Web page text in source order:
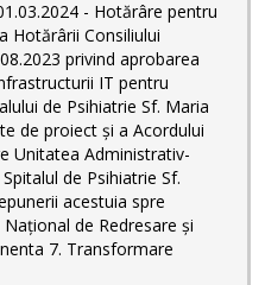
- Hotărâre pentru
Hotărârii Consiliului
privind aprobarea
IT pentru
de Psihiatrie Sf. Maria
de proiect și a Acordului
Unitatea Administrativ-
de Psihiatrie Sf.
acestuia spre
de Redresare și
7. Transformare